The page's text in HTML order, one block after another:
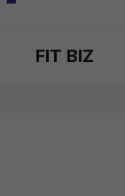
FIT BIZ